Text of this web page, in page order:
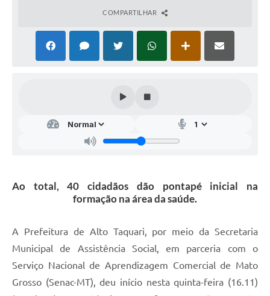
COMPARTILHAR
Ao total, 40 cidadãos dão pontapé inicial na
formação na área da saúde.
A Prefeitura de Alto Taquari, por meio da Secretaria
Municipal de Assistência Social, em parceria com o
Serviço Nacional de Aprendizagem Comercial de Mato
Grosso (Senac-MT), deu início nesta quinta-feira (16.11)